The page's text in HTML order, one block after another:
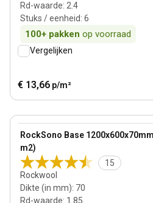
Rd-waarde: 2.4
Stuks / eenheid: 6
100+ pakken op voorraad
Vergelijken
€ 13,66 p/m²
RockSono Base
m2)
15
Rockwool
Dikte (in mm): 70
Rd-waarde: 1.85
View product